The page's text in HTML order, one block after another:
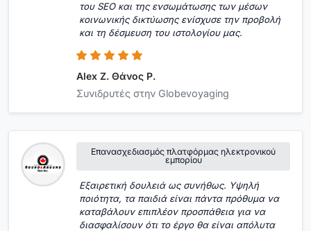
του SEO και της ενσωμάτωσης των μέσων
κοινωνικής δικτύωσης ενίσχυσε την προβολή
και τη δέσμευση του ιστολογίου μας.
Alex Z. Θάνος P.
Συνιδρυτές στην Globevoyaging
Επανασχεδιασμός πλατφόρμας ηλεκτρονικού
εμπορίου
Εξαιρετική δουλειά ως συνήθως. Υψηλή
ποιότητα, τα παιδιά είναι πάντα πρόθυμα να
καταβάλουν επιπλέον προσπάθεια για να
διασφαλίσουν ότι το έργο θα είναι απόλυτα